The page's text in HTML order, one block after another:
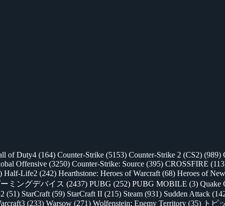
of Duty4 (164) Counter-Strike (5153) Counter-Strike 2 (CS2) (989)
Offensive (3250) Counter-Strike: Source (395) CROSSFIRE
Half-Life2 (242) Hearthstone: Heroes of Warcraft (68) Heroes of
ミングデバイス (2437) PUBG (252) PUBG MOBILE (3) Quake
(51) StarCraft (59) StarCraft II (215) Steam (931) Sudden Attack
(233) Warsow (271) Wolfenstein: Enemy Territory (35) トピ